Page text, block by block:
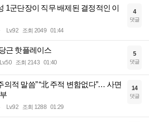
1군단장이 직무 배제된 결정적인 이
Lv.92 조회 2049 01:44
4
댓글
근 핫플레이스
Lv.50 조회 2143 01:40
5
댓글
의적 말씀” “北 주적 변함없다”… 사면
Lv.92 조회 1288 01:29
14
댓글